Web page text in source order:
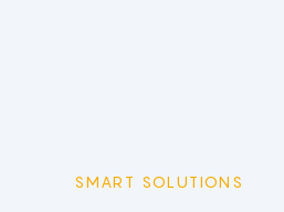
SMART SOLUTIONS